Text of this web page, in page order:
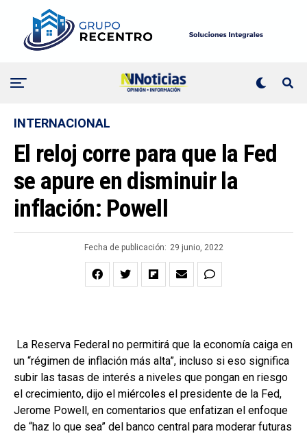
INTERNACIONAL
El reloj corre para que la Fed
se apure en disminuir la
inflación: Powell
Fecha de publicación: 29 junio, 2022
La Reserva Federal no permitirá que la economía caiga en
un “régimen de inflación más alta”, incluso si eso significa
subir las tasas de interés a niveles que pongan en riesgo
el crecimiento, dijo el miércoles el presidente de la Fed,
Jerome Powell, en comentarios que enfatizan el enfoque
de “haz lo que sea” del banco central para moderar futuras